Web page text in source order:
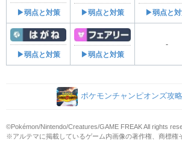
▶弱点と対策 ▶弱点と対策 ▶弱点と
▶弱点と対策 ▶弱点と対策
-
ポケモンチャンピオンズ攻
©Pokémon/Nintendo/Creatures/GAME FREAK All rights
※アルテマに掲載しているゲーム内画像の著作権、商標権